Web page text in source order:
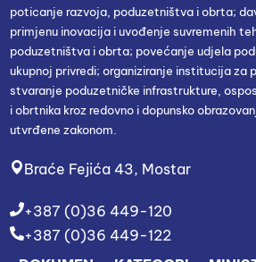
poticanje razvoja, poduzetništva i obrta;
primjenu inovacija i uvođenje suvremenih
poduzetništva i obrta; povećanje udjela
ukupnoj privredi; organiziranje institucija za
stvaranje poduzetničke infrastrukture,
i obrtnika kroz redovno i dopunsko
utvrđene zakonom.
Braće Fejića 43, Mostar
+387 (0)36 449-120
+387 (0)36 449-122